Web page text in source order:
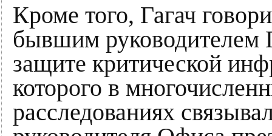
Кроме того, Гагач
бывшим руководителем
защите критической
которого в
расследованиях